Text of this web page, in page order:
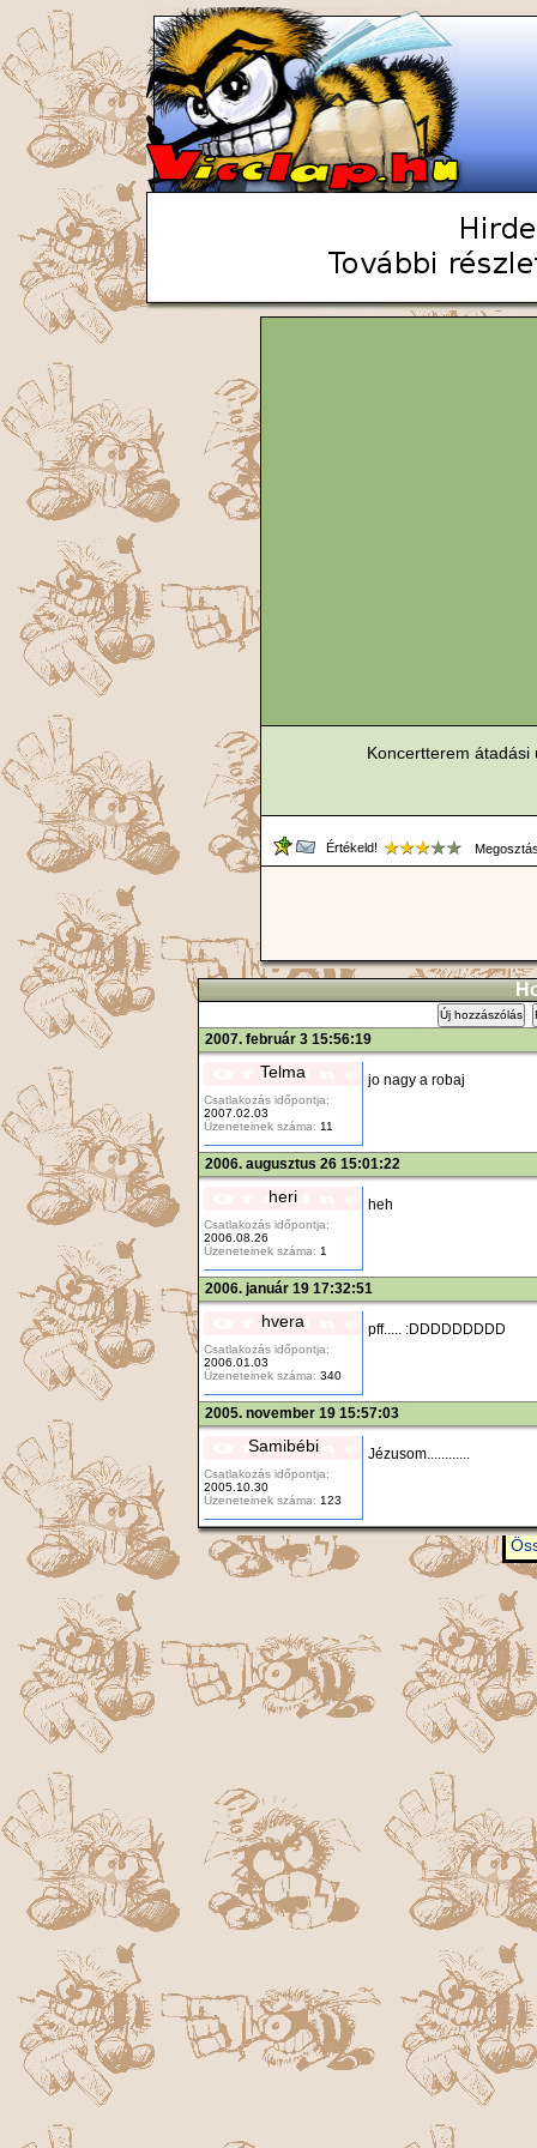
Koncertterem
Értékeld!
Új hozzászólás
2007. február 3 15:56:19
Telma
Csatlakozás időpontja:
2007.02.03
Üzeneteinek száma: 11
jo nagy a robaj
2006. augusztus 26 15:01:22
heri
Csatlakozás időpontja:
2006.08.26
Üzeneteinek száma: 1
heh
2006. január 19 17:32:51
hvera
Csatlakozás időpontja:
2006.01.03
Üzeneteinek száma: 340
pff..... :DDDDDDDDD
2005. november 19 15:57:03
Samibébi
Csatlakozás időpontja:
2005.10.30
Üzeneteinek száma: 123
Jézusom............